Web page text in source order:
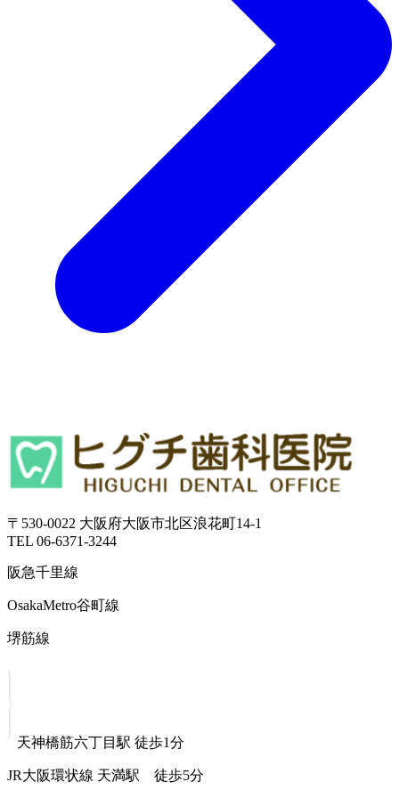
〒530-0022 大阪府大阪市北区浪花町14-1
TEL 06-6371-3244
阪急千里線
OsakaMetro谷町線
堺筋線
天神橋筋六丁目駅 徒歩1分
JR大阪環状線 天満駅 徒歩5分